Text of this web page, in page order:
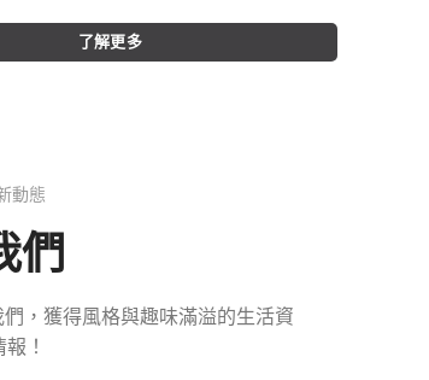
了解更多
動態
們
，獲得風格與趣味滿溢的生活資
！